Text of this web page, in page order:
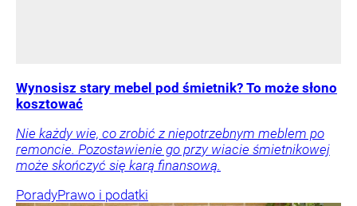
Wynosisz stary mebel pod śmietnik? To może słono
kosztować
Nie każdy wie, co zrobić z niepotrzebnym meblem po
remoncie. Pozostawienie go przy wiacie śmietnikowej
może skończyć się karą finansową.
PoradyPrawo i podatki